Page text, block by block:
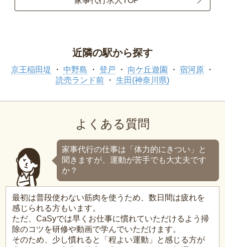
近隣の駅から探す
京王稲田堤 中野島 登戸 向ケ丘遊園
宿河原
読売ランド前
生田(神奈川県)
よくある質問
家事代行の仕事は「体力的にきつい」と
聞きますが、運動が苦手でも大丈夫です
か？
最初は普段使わない筋肉を使うため、数日間は疲れを
感じられる方もいます。
ただ、CaSyでは早くお仕事に慣れていただけるよう掃
除のコツを研修や動画で学んでいただけます。
そのため、少し慣れると「程よい運動」と感じる方が